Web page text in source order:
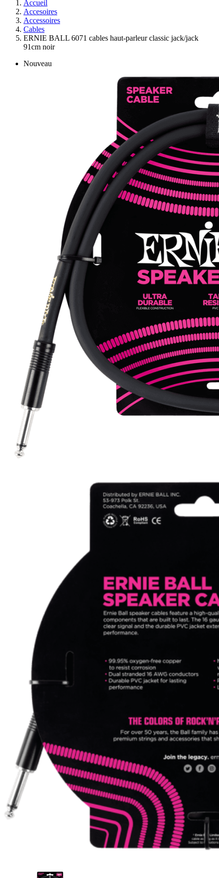
Accueil
Accesoires
Accessoires
Cables
ERNIE BALL 6071 cables haut-parleur classic jack/jack
91cm noir
Nouveau